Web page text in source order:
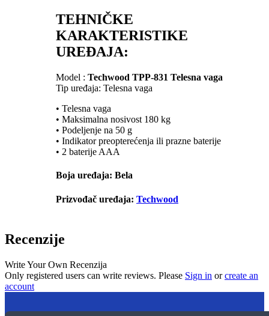
TEHNIČKE
KARAKTERISTIKE
UREĐAJA:
Model : Techwood TPP-831 Telesna vaga
Tip uređaja: Telesna vaga
• Telesna vaga
• Maksimalna nosivost 180 kg
• Podeljenje na 50 g
• Indikator preopterećenja ili prazne baterije
• 2 baterije AAA
Boja uređaja: Bela
Prizvođač uređaja: Techwood
Recenzije
Write Your Own Recenzija
Only registered users can write reviews. Please Sign in orcreate an
account